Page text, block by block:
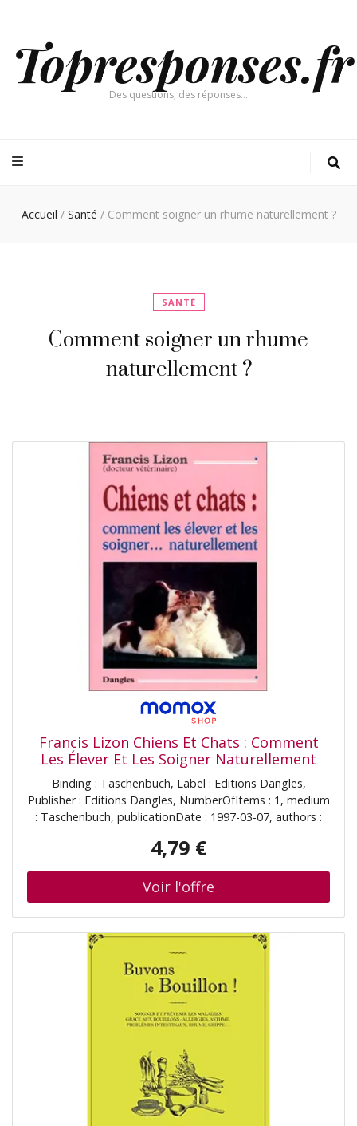
Topresponses.fr
Des questions, des réponses…
Accueil / Santé / Comment soigner un rhume naturellement ?
SANTÉ
Comment soigner un rhume
naturellement ?
Francis Lizon Chiens Et Chats : Comment
Les Élever Et Les Soigner Naturellement
Binding : Taschenbuch, Label : Editions Dangles,
Publisher : Editions Dangles, NumberOfItems : 1, medium
: Taschenbuch, publicationDate : 1997-03-07, authors :
4,79 €